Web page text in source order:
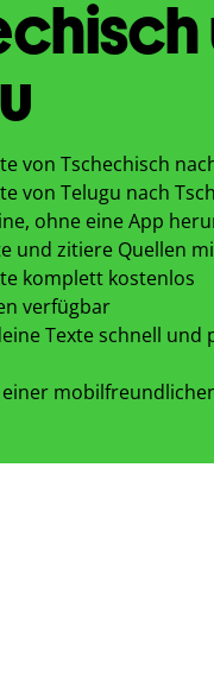
von Tschechisch
von Telugu nach
ohne eine App
und zitiere Quellen
komplett kostenlos
verfügbar
Texte schnell und